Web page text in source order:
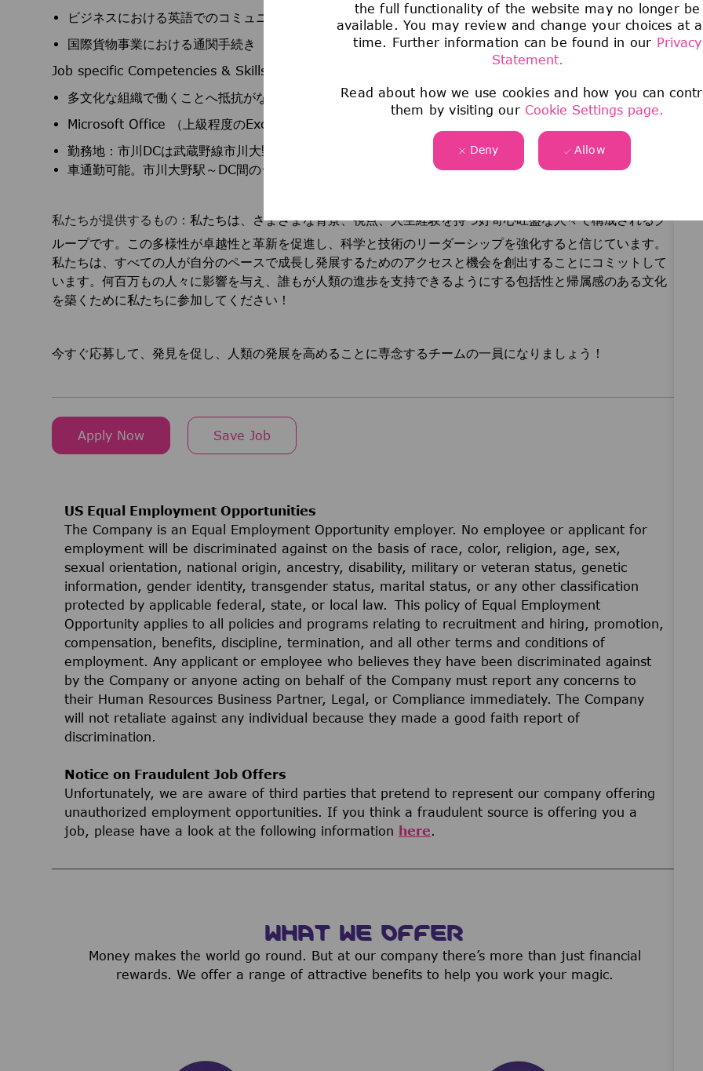
the full functionality of the website may no longer be
available. You may review and change your choices at
time. Further information can be found in our Privacy
Statement.
Read about how we use cookies and how you can
them by visiting our Cookie Settings page.
Deny Allow
ビジネスにおける英語でのコミュニケーション
国際貨物事業における通関手続き
Job specific Competencies & Skills その他要件
多文化な組織で働くことへ抵抗がない方。職場環境の変化に高い適応力と柔軟性のある方
Microsoft Office （上級程度のExcel スキル）、Adobe Acrobat 、SAP/WMSを使用した業務経験
勤務地：市川DCは武蔵野線市川大野駅から1.5Km
車通勤可能。市川大野駅～DC間のシャトルバス・路線バスあり
私たちが提供するもの： 私たちは、さまざまな背景、視点、人生経験を持つ好奇心旺盛な人々で構成されるグ
ループです。この多様性が卓越性と革新を促進し、科学と技術のリーダーシップを強化すると信じています。
私たちは、すべての人が自分のペースで成長し発展するためのアクセスと機会を創出することにコミットして
います。何百万もの人々に影響を与え、誰もが人類の進歩を支持できるようにする包括性と帰属感のある文化
を築くために私たちに参加してください！
今すぐ応募して、発見を促し、人類の発展を高めることに専念するチームの一員になりましょう！
Apply Now Save Job
US Equal Employment Opportunities
The Company is an Equal Employment Opportunity employer. No employee or applicant for
employment will be discriminated against on the basis of race, color, religion, age, sex,
sexual orientation, national origin, ancestry, disability, military or veteran status, genetic
information, gender identity, transgender status, marital status, or any other classification
protected by applicable federal, state, or local law. This policy of Equal Employment
Opportunity applies to all policies and programs relating to recruitment and hiring, promotion,
compensation, benefits, discipline, termination, and all other terms and conditions of
employment. Any applicant or employee who believes they have been discriminated against
by the Company or anyone acting on behalf of the Company must report any concerns to
their Human Resources Business Partner, Legal, or Compliance immediately. The Company
will not retaliate against any individual because they made a good faith report of
discrimination.
Notice on Fraudulent Job Offers
Unfortunately, we are aware of third parties that pretend to represent our company offering
unauthorized employment opportunities. If you think a fraudulent source is offering you a
job, please have a look at the following information
here.
WHAT WE OFFER
Money makes the world go round. But at our company there’s more than just financial
rewards. We offer a range of attractive benefits to help you work your magic.